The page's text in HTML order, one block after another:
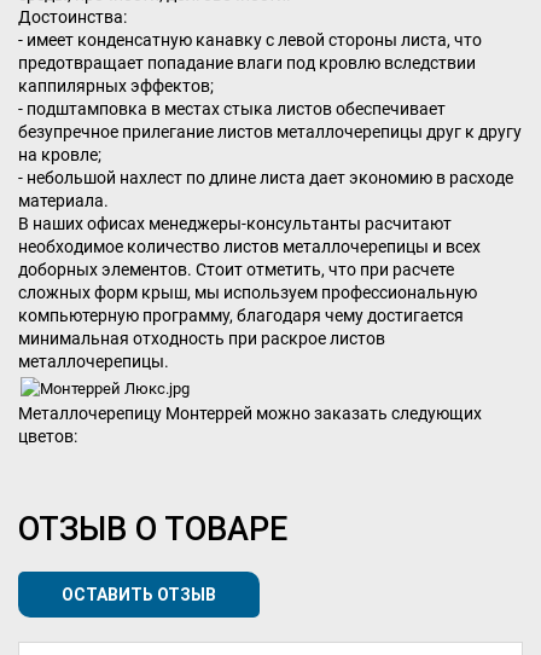
Достоинства:
- имеет конденсатную канавку с левой стороны листа, что
предотвращает попадание влаги под кровлю вследствии
каппилярных эффектов;
- подштамповка в местах стыка листов обеспечивает
безупречное прилегание листов металлочерепицы друг к другу
на кровле;
- небольшой нахлест по длине листа дает экономию в расходе
материала.
В наших офисах менеджеры-консультанты расчитают
необходимое количество листов металлочерепицы и всех
доборных элементов. Стоит отметить, что при расчете
сложных форм крыш, мы используем профессиональную
компьютерную программу, благодаря чему достигается
минимальная отходность при раскрое листов
металлочерепицы.
Металлочерепицу Монтеррей можно заказать следующих
цветов:
ОТЗЫВ О ТОВАРЕ
ОСТАВИТЬ ОТЗЫВ